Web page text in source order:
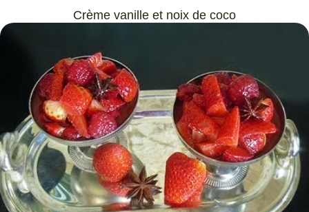
Crème vanille et noix de coco